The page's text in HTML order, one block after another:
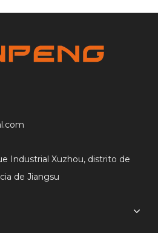
Industrial Xuzhou, distrito de
de Jiangsu